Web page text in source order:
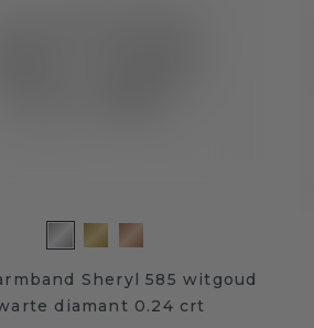
Sheryl 585 witgoud
diamant 0.24 crt